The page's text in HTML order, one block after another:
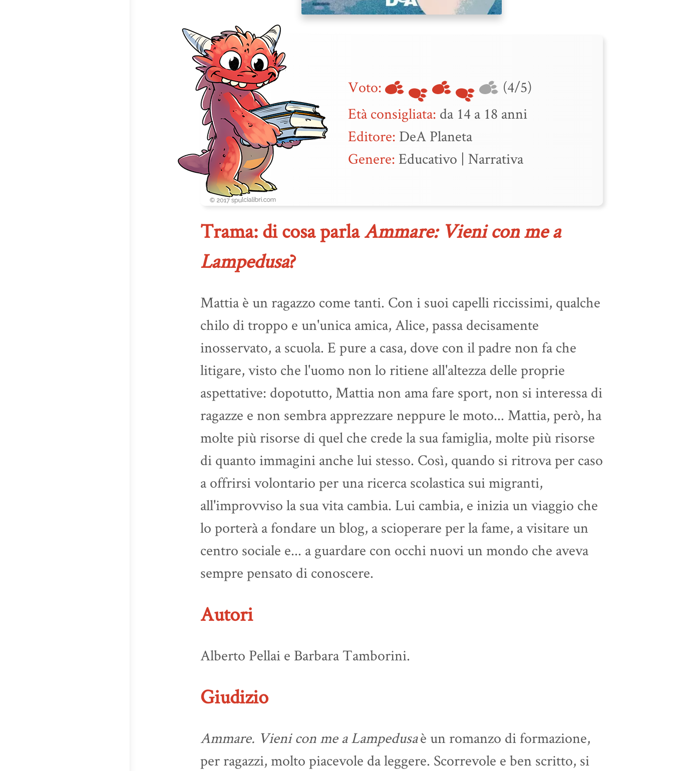
Voto:
(4/5)
Età consigliata: da 14 a 18 anni
Editore: DeA Planeta
Genere: Educativo | Narrativa
Trama: di cosa parlaAmmare: Vieni con me a
Lampedusa?
Mattia è un ragazzo come tanti. Con i suoi capelli riccissimi, qualche
chilo di troppo e un'unica amica, Alice, passa decisamente
inosservato, a scuola. E pure a casa, dove con il padre non fa che
litigare, visto che l'uomo non lo ritiene all'altezza delle proprie
aspettative: dopotutto, Mattia non ama fare sport, non si interessa di
ragazze e non sembra apprezzare neppure le moto... Mattia, però, ha
molte più risorse di quel che crede la sua famiglia, molte più risorse
di quanto immagini anche lui stesso. Così, quando si ritrova per caso
a offrirsi volontario per una ricerca scolastica sui migranti,
all'improvviso la sua vita cambia. Lui cambia, e inizia un viaggio che
lo porterà a fondare un blog, a scioperare per la fame, a visitare un
centro sociale e... a guardare con occhi nuovi un mondo che aveva
sempre pensato di conoscere.
Autori
Alberto Pellai e Barbara Tamborini.
Giudizio
Ammare. Vieni con me a Lampedusaè un romanzo di formazione,
per ragazzi, molto piacevole da leggere. Scorrevole e ben scritto, si